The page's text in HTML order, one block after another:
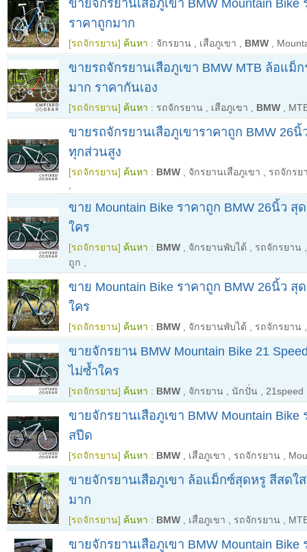
ขายจักรยานเสือภูเขา BMW Mountain Bike
ราคาถูกมาก
[รถจักรยาน] ค้นหา : จักรยาน เสือภูเขา BMW
ขายรถจักรยานเสือภูเขา BMW MTB ล้อแม็
มาก ราคากันเอง
[รถจักรยาน] ค้นหา : รถจักรยาน เสือภูเขา BMW
ขายรถจักรยานเสือภูเขาราคาถูก BMW 26
ทุกส่วนสูง
[รถจักรยาน] ค้นหา : BMW จักรยานเสือภูเขา
รถจักรย
ขาย Mountain Bike ราคาถูก BMW 26นิ้ว สุ
ใคร
[รถจักรยาน] ค้นหา : BMW จักรยานพับได้ รถจักรยาน
ถูก
ขาย Mountain Bike ราคาถูก BMW 26นิ้ว สุ
ใคร
[รถจักรยาน] ค้นหา : BMW จักรยานพับได้ รถจักรยาน
ขายจักรยาน BMW Mountain Bike 21
ไม่ซ้ำใคร
[รถจักรยาน] ค้นหา : BMW จักรยาน นักปั่น 21speed
ขายจักรยานเสือภูเขา BMW Mountain Bike
สปีด
[รถจักรยาน] ค้นหา : BMW เสือภูเขา รถจักรยาน
ขายจักรยานเสือภูเขา ล้อแม็กซ์สุดหรู สีสดใ
มาก
[รถจักรยาน] ค้นหา : BMW เสือภูเขา รถจักรยาน
ขายจักรยานเสือภูเขา BMW Mountain Bike